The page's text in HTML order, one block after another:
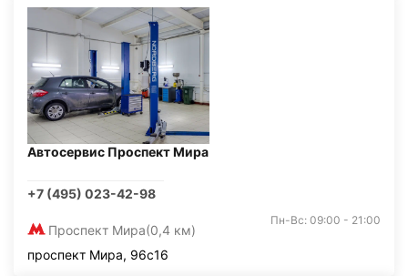
Автосервис Проспект Мира
+7 (495) 023-42-98
Проспект Мира(0,4 км)
Пн-Вс: 09:00 - 21:00
проспект Мира, 96с16